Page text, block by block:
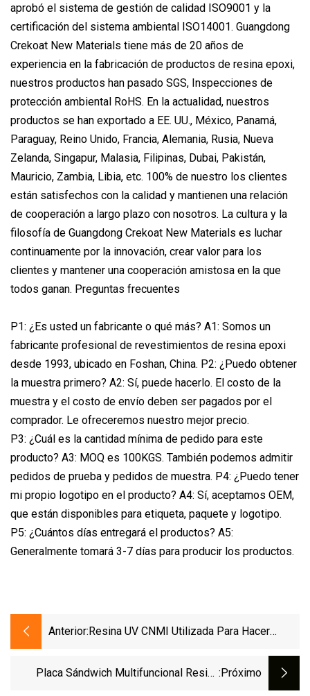
aprobó el sistema de gestión de calidad ISO9001 y la
certificación del sistema ambiental ISO14001. Guangdong
Crekoat New Materials tiene más de 20 años de
experiencia en la fabricación de productos de resina epoxi,
nuestros productos han pasado SGS, Inspecciones de
protección ambiental RoHS. En la actualidad, nuestros
productos se han exportado a EE. UU., México, Panamá,
Paraguay, Reino Unido, Francia, Alemania, Rusia, Nueva
Zelanda, Singapur, Malasia, Filipinas, Dubai, Pakistán,
Mauricio, Zambia, Libia, etc. 100% de nuestro los clientes
están satisfechos con la calidad y mantienen una relación
de cooperación a largo plazo con nosotros. La cultura y la
filosofía de Guangdong Crekoat New Materials es luchar
continuamente por la innovación, crear valor para los
clientes y mantener una cooperación amistosa en la que
todos ganan. Preguntas frecuentes
P1: ¿Es usted un fabricante o qué más? A1: Somos un
fabricante profesional de revestimientos de resina epoxi
desde 1993, ubicado en Foshan, China. P2: ¿Puedo obtener
la muestra primero? A2: Sí, puede hacerlo. El costo de la
muestra y el costo de envío deben ser pagados por el
comprador. Le ofreceremos nuestro mejor precio.
P3: ¿Cuál es la cantidad mínima de pedido para este
producto? A3: MOQ es 100KGS. También podemos admitir
pedidos de prueba y pedidos de muestra. P4: ¿Puedo tener
mi propio logotipo en el producto? A4: Sí, aceptamos OEM,
que están disponibles para etiqueta, paquete y logotipo.
P5: ¿Cuántos días entregará el productos? A5:
Generalmente tomará 3-7 días para producir los productos.
Anterior: Resina UV CNMI Utilizada Para Hacer
Placa Sándwich Multifuncional Resina :próximo